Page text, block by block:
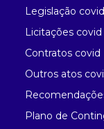
Legislação covid
Licitações covid
Contratos covid
Outros atos
Plano de